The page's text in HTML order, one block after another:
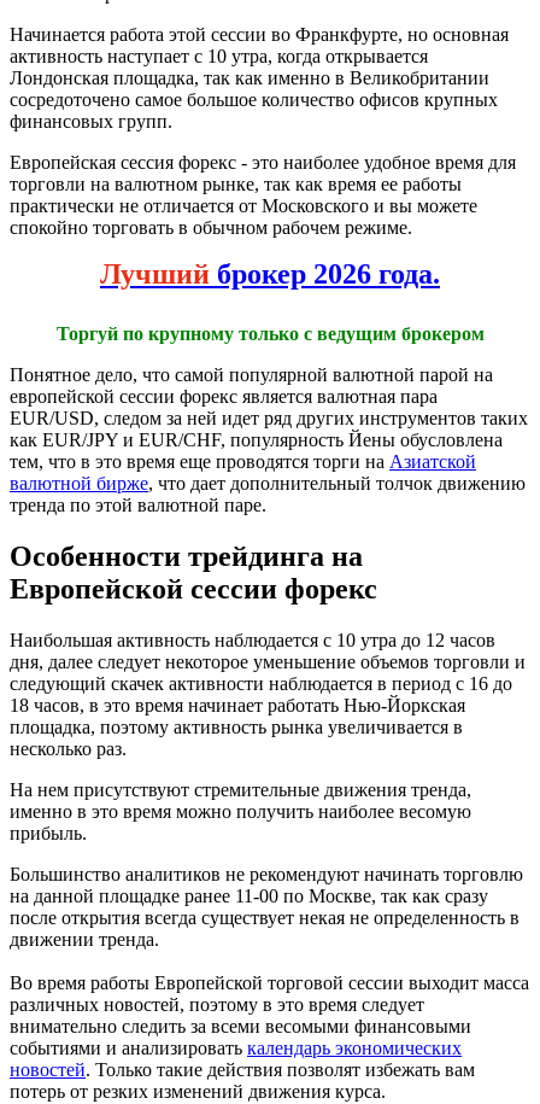
Начинается работа этой сессии во Франкфурте, но основная
активность наступает с 10 утра, когда открывается
Лондонская площадка, так как именно в Великобритании
сосредоточено самое большое количество офисов крупных
финансовых групп.
Европейская сессия форекс - это наиболее удобное время для
торговли на валютном рынке, так как время ее работы
практически не отличается от Московского и вы можете
спокойно торговать в обычном рабочем режиме.
Лучший брокер 2026 года.
Торгуй по крупному только с ведущим брокером
Понятное дело, что самой популярной валютной парой на
европейской сессии форекс является валютная пара
EUR/USD, следом за ней идет ряд других инструментов таких
как EUR/JPY и EUR/CHF, популярность Йены обусловлена
тем, что в это время еще проводятся торги на Азиатской
валютной бирже, что дает дополнительный толчок движению
тренда по этой валютной паре.
Особенности трейдинга на
Европейской сессии форекс
Наибольшая активность наблюдается с 10 утра до 12 часов
дня, далее следует некоторое уменьшение объемов торговли и
следующий скачек активности наблюдается в период с 16 до
18 часов, в это время начинает работать Нью-Йоркская
площадка, поэтому активность рынка увеличивается в
несколько раз.
На нем присутствуют стремительные движения тренда,
именно в это время можно получить наиболее весомую
прибыль.
Большинство аналитиков не рекомендуют начинать торговлю
на данной площадке ранее 11-00 по Москве, так как сразу
после открытия всегда существует некая не определенность в
движении тренда.
Во время работы Европейской торговой сессии выходит масса
различных новостей, поэтому в это время следует
внимательно следить за всеми весомыми финансовыми
событиями и анализировать календарь экономических
новостей. Только такие действия позволят избежать вам
потерь от резких изменений движения курса.